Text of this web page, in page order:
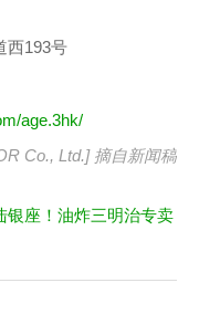
西193号
age.3hk/
Co., Ltd.] 摘自新闻稿
银座！油炸三明治专卖